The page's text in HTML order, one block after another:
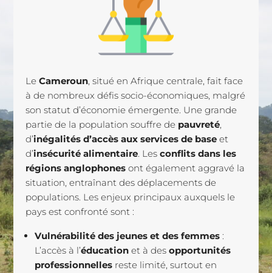
LeCameroun, situé en Afrique centrale, fait face
à de nombreux défis socio-économiques, malgré
son statut d’économie émergente. Une grande
partie de la population souffre de pauvreté,
d’inégalités d’accès aux services de base et
d’insécurité alimentaire. Lesconflits dans les
régions anglophones ont également aggravé la
situation, entraînant des déplacements de
populations. Les enjeux principaux auxquels le
pays est confronté sont :
Vulnérabilité des jeunes et des femmes :
L’accès à l’éducation et à desopportunités
professionnelles reste limité, surtout en